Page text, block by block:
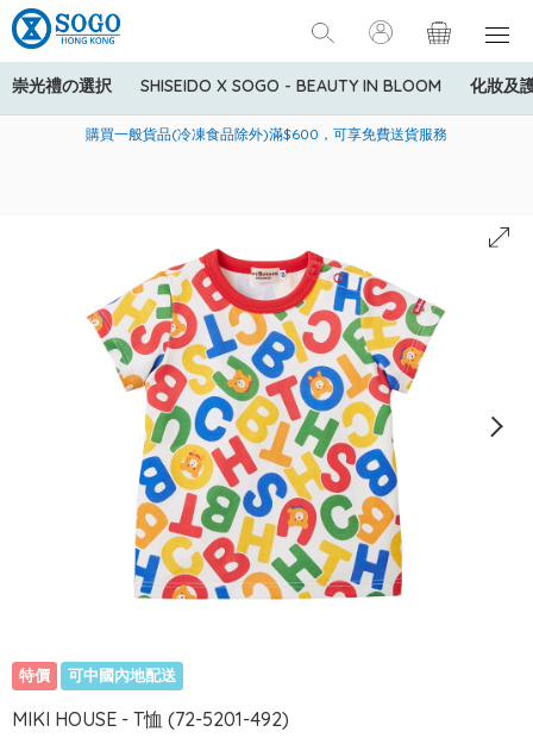
崇光禮の選択 SHISEIDO X SOGO - BEAUTY IN BLOOM 化妝及
美國運通Explorer®信用卡會員購物禮遇：高達5%簽賬回贈！
購買一般貨品(冷凍食品除外)滿$600，可享免費送貨服務
寄送中國內地服務只適用於指定商品，若訂單金額少於HK$600(折
特價 可中國內地配送
MIKI HOUSE - T恤 (72-5201-492)